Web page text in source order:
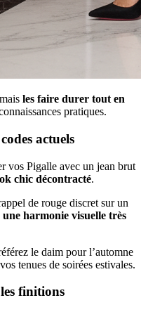
les faire durer tout en
pratiques.
actuels
vos Pigalle avec un jean brut
chic décontracté.
de rouge discret sur un
une harmonie visuelle très
le daim pour l’automne
tenues de soirées estivales.
finitions